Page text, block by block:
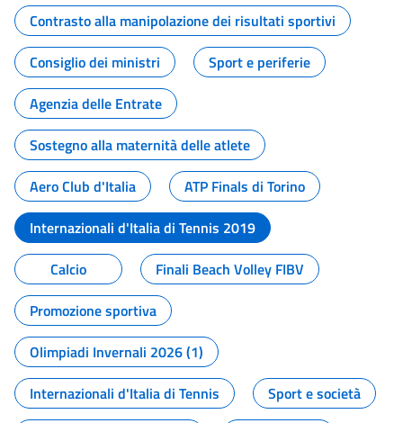
Contrasto alla manipolazione dei risultati sportivi
Consiglio dei ministri
Sport e periferie
Agenzia delle Entrate
Sostegno alla maternità delle atlete
Aero Club d'Italia
ATP Finals di Torino
Internazionali d'Italia di Tennis 2019
Calcio
Finali Beach Volley FIBV
Promozione sportiva
Olimpiadi Invernali 2026 (1)
Internazionali d'Italia di Tennis
Sport e società